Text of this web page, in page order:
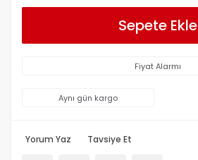
Sepete Ekle
Fiyat Alarmı
Aynı gün kargo
Yorum Yaz Tavsiye Et